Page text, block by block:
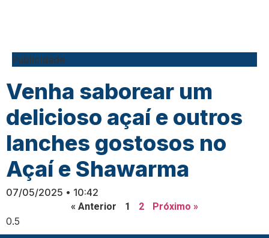
Publicidade
Venha saborear um
delicioso açaí e outros
lanches gostosos no
Açaí e Shawarma
07/05/2025 10:42
« Anterior 1 2 Próximo »